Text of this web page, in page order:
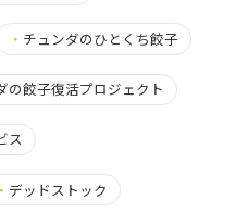
・ チュンダのひとくち餃子
の餃子復活プロジェクト
ス
・ デッドストック